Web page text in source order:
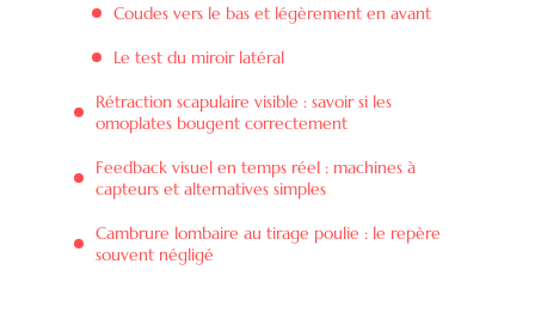
Coudes vers le bas et légèrement en avant
Le test du miroir latéral
Rétraction scapulaire visible : savoir si les
omoplates bougent correctement
Feedback visuel en temps réel : machines à
capteurs et alternatives simples
Cambrure lombaire au tirage poulie : le repère
souvent négligé